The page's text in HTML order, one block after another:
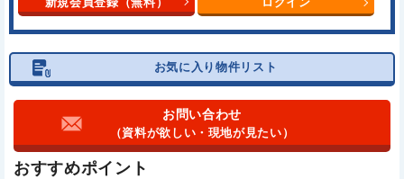
お気に入り物件リスト
お問い合わせ
（資料が欲しい・現地が見たい）
おすすめポイント